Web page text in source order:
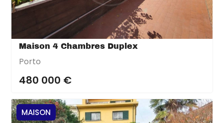
Maison 4 Chambres Duplex
Porto
480 000 €
MAISON